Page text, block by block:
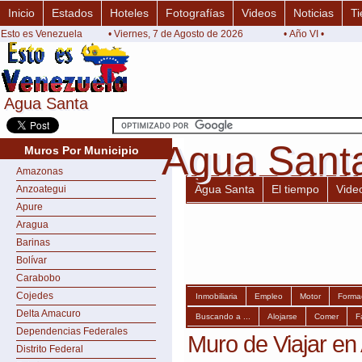
Agua Santa
Agua Santa
Inicio Estados Hoteles Fotografías Videos Noticias
Esto es Venezuela • Viernes, 7 de Agosto de 2026 • Año VI •
Muros Por Municipio
Amazonas
Anzoategui
Apure
Aragua
Barinas
Bolívar
Carabobo
Cojedes
Delta Amacuro
Dependencias Federales
Distrito Federal
Agua
Agua
Agua Santa El tiempo
Inmobiliaria Empleo Motor
Buscando a ... Alojarse Comer
Muro de Viajar